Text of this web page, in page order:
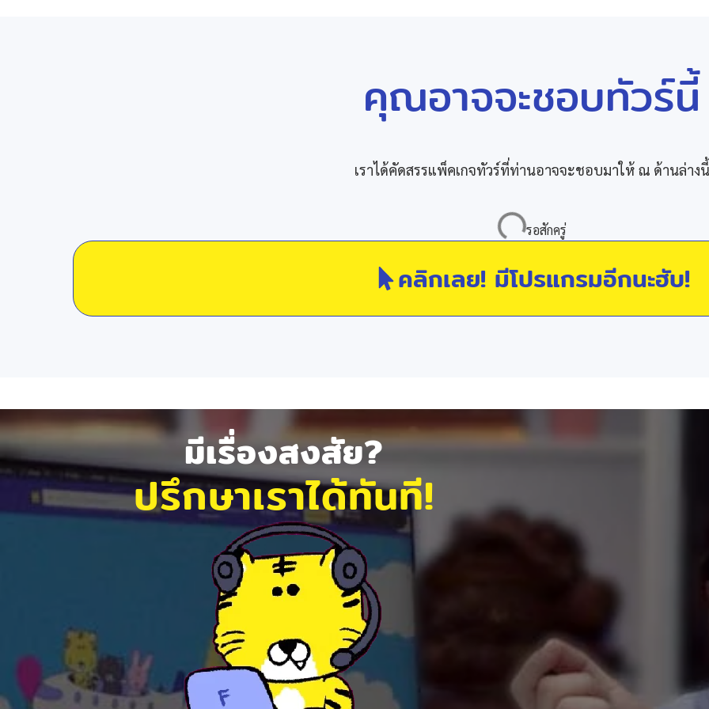
คุณอาจจะชอบทัวร์นี้
เราได้คัดสรรแพ็คเกจทัวร์ที่ท่านอาจจะชอบมาให้ ณ ด้านล่างนี้
คลิกเลย! มีโปรแกรมอีกนะฮับ!
มีเรื่องสงสัย?
ปรึกษาเราได้ทันที!